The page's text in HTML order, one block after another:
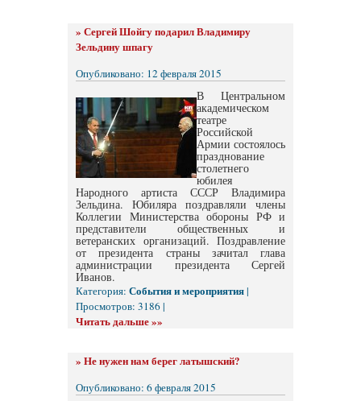
» Сергей Шойгу подарил Владимиру
Зельдину шпагу
Опубликовано: 12 февраля 2015
В Центральном
академическом
театре
Российской
Армии состоялось
празднование
столетнего
юбилея
Народного артиста СССР Владимира
Зельдина. Юбиляра поздравляли члены
Коллегии Министерства обороны РФ и
представители общественных и
ветеранских организаций. Поздравление
от президента страны зачитал глава
администрации президента Сергей
Иванов.
Категория: События и мероприятия|
Просмотров: 3186 |
Читать дальше »»
» Не нужен нам берег латышский?
Опубликовано: 6 февраля 2015